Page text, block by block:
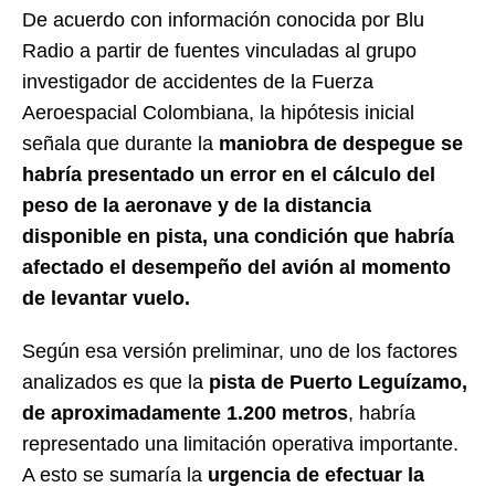
De acuerdo con información conocida por Blu
Radio a partir de fuentes vinculadas al grupo
investigador de accidentes de la Fuerza
Aeroespacial Colombiana, la hipótesis inicial
señala que durante la maniobra de despegue se
habría presentado un error en el cálculo del
peso de la aeronave y de la distancia
disponible en pista, una condición que habría
afectado el desempeño del avión al momento
de levantar vuelo.
Según esa versión preliminar, uno de los factores
analizados es que la pista de Puerto Leguízamo,
de aproximadamente 1.200 metros, habría
representado una limitación operativa importante.
A esto se sumaría la urgencia de efectuar la